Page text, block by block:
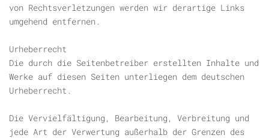
von Rechtsverletzungen werden wir derartige Links
umgehend entfernen.
Urheberrecht
Die durch die Seitenbetreiber erstellten Inhalte und
Werke auf diesen Seiten unterliegen dem deutschen
Urheberrecht.
Die Vervielfältigung, Bearbeitung, Verbreitung und
jede Art der Verwertung außerhalb der Grenzen des